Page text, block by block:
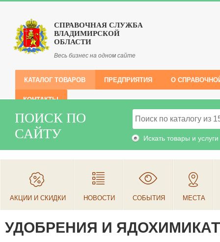
СПРАВОЧНАЯ СЛУЖБА
ВЛАДИМИРСКОЙ
ОБЛАСТИ
Весь бизнес на одном сайте
КАТАЛОГ ТОВАРОВ ПРЕДПРИЯТИЯ О
КОНТАКТЫ
ПОИСК ПО
САЙТУ
Искать товары и услуги
АКЦИИ И СКИДКИ НОВОСТИ СОБЫТИЯ МЕСТА
УДОБРЕНИЯ И